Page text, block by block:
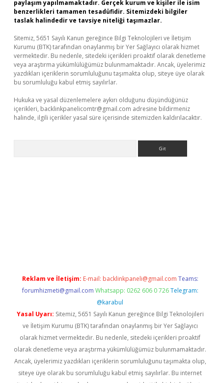
paylaşım yapılmamaktadır. Gerçek kurum ve kişiler ile isim
benzerlikleri tamamen tesadüfidir. Sitemizdeki bilgiler
taslak halindedir ve tavsiye niteliği taşımazlar.
Sitemiz, 5651 Sayılı Kanun gereğince Bilgi Teknolojileri ve İletişim
Kurumu (BTK) tarafından onaylanmış bir Yer Sağlayıcı olarak hizmet
vermektedir. Bu nedenle, sitedeki içerikleri proaktif olarak denetleme
veya araştırma yükümlülüğümüz bulunmamaktadır. Ancak, üyelerimiz
yazdıkları içeriklerin sorumluluğunu taşımakta olup, siteye üye olarak
bu sorumluluğu kabul etmiş sayılırlar.
Hukuka ve yasal düzenlemelere aykırı olduğunu düşündüğünüz
içerikleri, backlinkpanelicomtr@gmail.com adresine bildirmeniz
halinde, ilgili içerikler yasal süre içerisinde sitemizden kaldırılacaktır.
Reklam ve İletişim: E-mail: backlinkpaneli@gmail.com Teams:
forumhizmeti@gmail.com Whatsapp: 0262 606 0 726 Telegram:
@karabul
Yasal Uyarı: Sitemiz, 5651 Sayılı Kanun gereğince Bilgi Teknolojileri
ve İletişim Kurumu (BTK) tarafından onaylanmış bir Yer Sağlayıcı
olarak hizmet vermektedir. Bu nedenle, sitedeki içerikleri proaktif
olarak denetleme veya araştırma yükümlülüğümüz bulunmamaktadır.
Ancak, üyelerimiz yazdıkları içeriklerin sorumluluğunu taşımakta olup,
siteye üye olarak bu sorumluluğu kabul etmiş sayılırlar. Bu internet